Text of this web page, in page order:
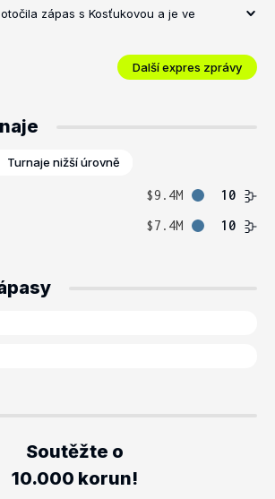
zápas s Kosťukovou a je ve
Další expres zprávy
Turnaje nižší úrovně
$9.4M
10
$7.4M 10
Soutěžte o
10.000 korun!